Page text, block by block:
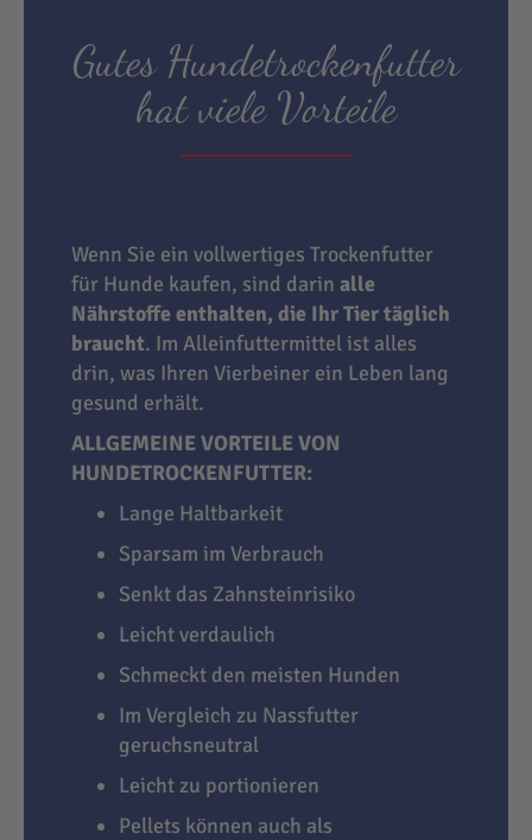
Gutes Hundetrockenfutter
hat viele Vorteile
Wenn Sie ein vollwertiges Trockenfutter
für Hunde kaufen, sind darin alle
Nährstoffe enthalten, die Ihr Tier täglich
braucht. Im Alleinfuttermittel ist alles
drin, was Ihren Vierbeiner ein Leben lang
gesund erhält.
ALLGEMEINE VORTEILE VON
HUNDETROCKENFUTTER:
Lange Haltbarkeit
Sparsam im Verbrauch
Senkt das Zahnsteinrisiko
Leicht verdaulich
Schmeckt den meisten Hunden
Im Vergleich zu Nassfutter
geruchsneutral
Leicht zu portionieren
Pellets können auch als